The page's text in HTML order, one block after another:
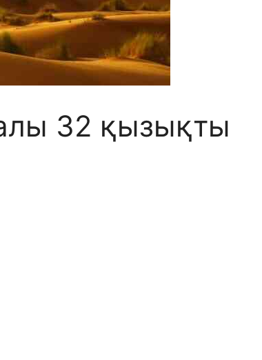
32 қызықты